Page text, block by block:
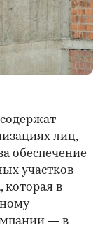
лиц,
обеспечение
участков
которая в
— в